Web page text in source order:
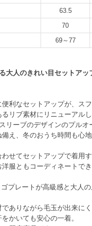
63.5
70
69～77
大人のきれい目セットアッ
利なセットアップが、ス
リブ素材にリニューアルし
リーブのデザインのプルオ
え、冬のおうち時間も心
せてセットアップで着用
服ともコーディネートで
プレートが高級感と大人
ありながら毛玉が出来に
かいても安心の一着。